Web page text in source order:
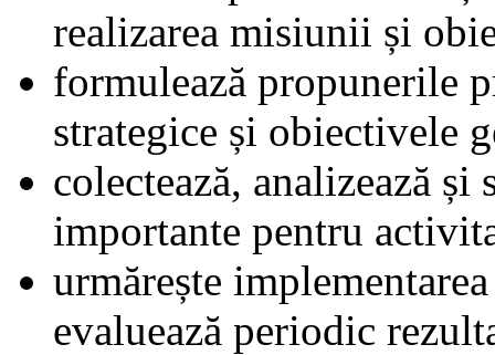
realizarea misiunii și
formulează propunerile
strategice și obiectivele
colectează, analizează
importante pentru
urmărește
evaluează periodic